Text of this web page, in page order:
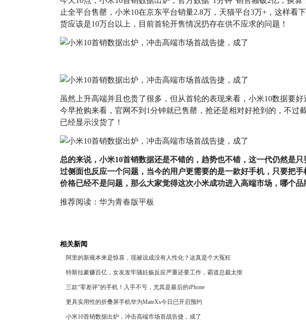
止全平台售罄，小米10在京东平台销量2.8万，天猫平台3万+，这样看
货应该是10万台以上，目前首轮开售情况扔存在供不应求的问题！
虽然上升高端并且也贵了很多，但从首轮的表现来看，小米10数据要
今早抢购来看，官网不到1分钟就已售罄，抢还是相对好抢到的，不过
已经显示没货了！
总的来说，小米10首销数据还是不错的，趋势也不错，这一代仍然是
过侧面也反应一个问题，当今的用户更需要的是一款好手机，只要把手
价格已经不是问题，那么大家觉得这次小米成功进入高端市场，哪个品
推荐阅读： 华为青春版平板
相关新闻
阿里的新规本来是惊喜，现被说成没有人性化？这真是个大冤枉
特斯拉豪赚百亿，女友发牢骚妊娠反应严重还要工作，霸道总裁太抠
三款“零差评”的手机！入手不亏，尤其是最后的iPhone
更具实用性的折叠屏手机华为MateXs今日已开启预约
小米10首销数据出炉，冲击高端市场首战告捷，成了